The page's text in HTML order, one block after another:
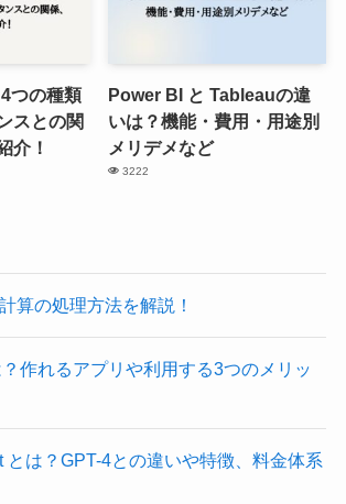
つの種類
スとの関
介！
Power BI と Tableauの違
いは？機能・費用・用途別
メリデメなど
3222
算の処理方法を解説！
作れるアプリや利用する3つのメリッ
とは？GPT-4との違いや特徴、料金体系